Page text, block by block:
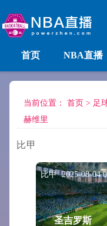
首页 NBA直播
当前位置： 首页 > 足
赫维里
比甲
比甲 2025-08-04
圣吉罗斯